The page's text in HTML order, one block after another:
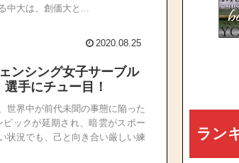
中大は、創価大と...
2020.08.25
ンシング女子サーブル
手にチュー目！
世界中が前代未聞の事態に陥った
ックが延期され、暗雲がスポー
状況でも、己と向き合い厳しい練
ラン